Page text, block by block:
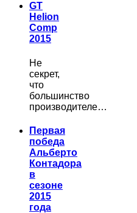
GT
Helion
Comp
2015
Не
секрет,
что
большинство
производителе…
Первая
победа
Альберто
Контадора
в
сезоне
2015
года